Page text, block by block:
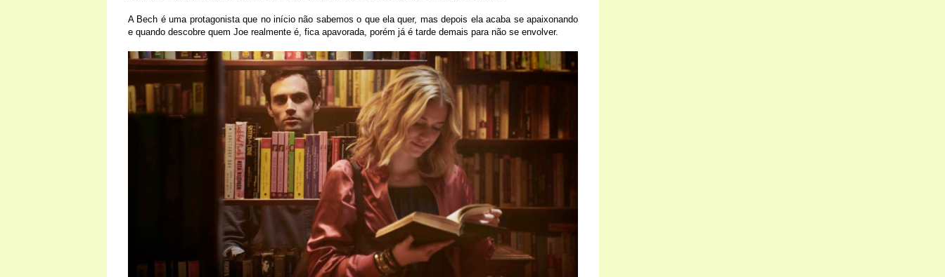
A Bech é uma protagonista que no início não sabemos o que ela quer, mas depois ela acaba se apaixonando
e quando descobre quem Joe realmente é, fica apavorada, porém já é tarde demais para não se envolver.